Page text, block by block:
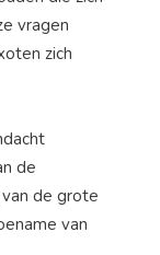
vragen
zich
de
de grote
van